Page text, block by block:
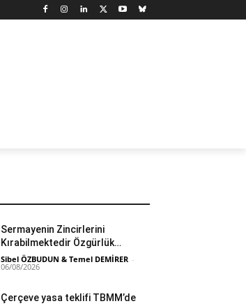
Sermayenin Zincirlerini
Kırabilmektedir Özgürlük…
Sibel ÖZBUDUN & Temel DEMİRER -
06/08/2026
Çerçeve yasa teklifi TBMM’de